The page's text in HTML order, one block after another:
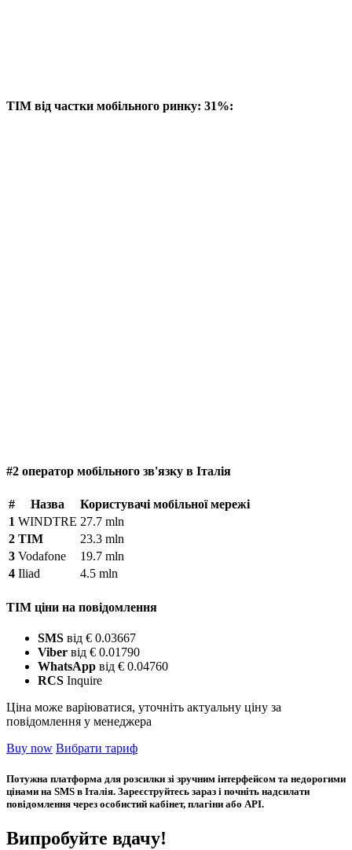
TIM від частки мобільного ринку: 31%:
#2 оператор мобільного зв'язку в Італія
# Назва
Користувачі мобільної мережі
1 WINDTRE 27.7 mln
2 TIM
23.3 mln
3 Vodafone
19.7 mln
4 Iliad 4.5 mln
TIM ціни на повідомлення
SMS від € 0.03667
Viber від € 0.01790
WhatsApp від € 0.04760
RCS Inquire
Ціна може варіюватися, уточніть актуальну ціну за
повідомлення у менеджера
Buy now Вибрати тариф
Потужна платформа для розсилки зі зручним інтерфейсом та недорогими
цінами на SMS в Італія. Зареєструйтесь зараз і почніть надсилати
повідомлення через особистий кабінет, плагіни або API.
Випробуйте вдачу!